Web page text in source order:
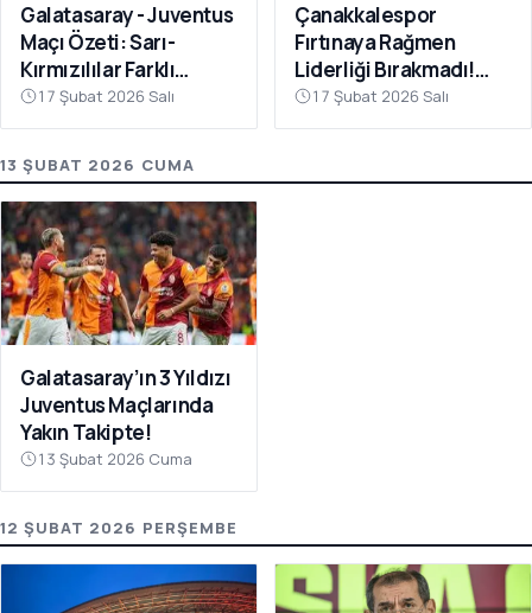
Galatasaray - Juventus
Maçı Özeti: Sarı-
Kırmızılılar Farklı
Kazandı
17 Şubat 2026 Salı
Çanakkalespor
Fırtınaya Rağmen
Liderliği Bırakmadı!
Bayramiç
Deplasmanında Kritik 3
17 Şubat 2026 Salı
13 ŞUBAT 2026 CUMA
Galatasaray’ın 3 Yıldızı
Juventus Maçlarında
Yakın Takipte!
13 Şubat 2026 Cuma
12 ŞUBAT 2026 PERŞEMBE